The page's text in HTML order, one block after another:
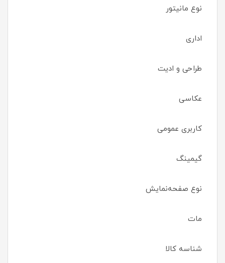
نوع مانیتور
اداری
طراحی و ادیت
عکاسی
کاربری عمومی
گیمینگ
نوع صفحه‌نمایش
مات
شناسه کالا